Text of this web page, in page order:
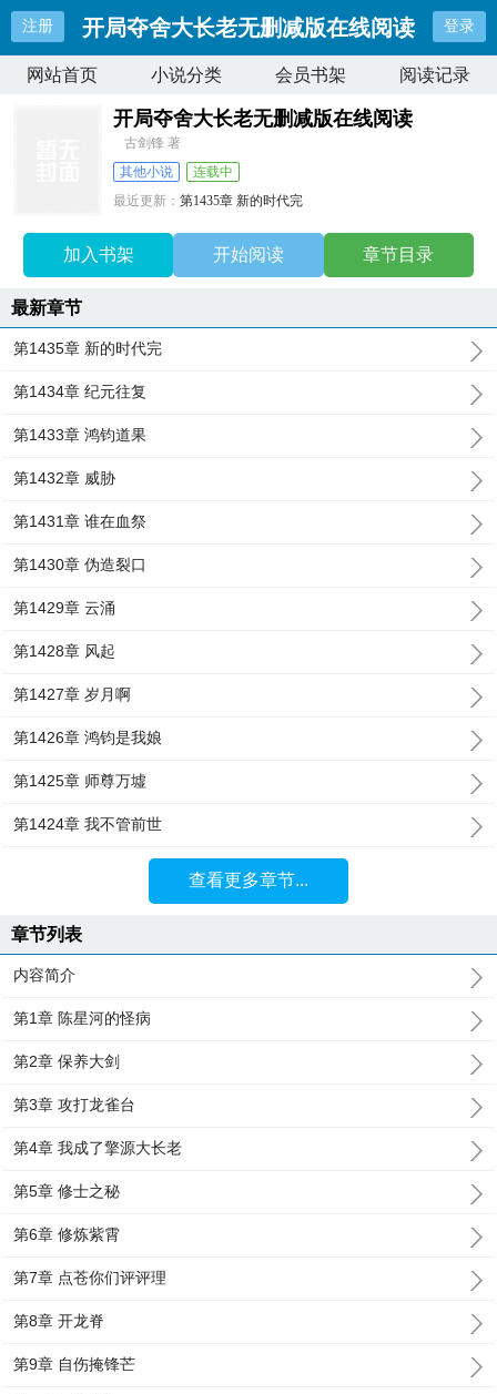
注册 开局夺舍大长老无删减版在线阅读 登录
网站首页 小说分类 会员书架 阅读记录
开局夺舍大长老无删减版在线阅读
古剑锋 著
其他小说
连载中
最近更新：第1435章 新的时代完
加入书架 开始阅读 章节目录
最新章节
第1435章 新的时代完
第1434章 纪元往复
第1433章 鸿钧道果
第1432章 威胁
第1431章 谁在血祭
第1430章 伪造裂口
第1429章 云涌
第1428章 风起
第1427章 岁月啊
第1426章 鸿钧是我娘
第1425章 师尊万墟
第1424章 我不管前世
查看更多章节...
章节列表
内容简介
第1章 陈星河的怪病
第2章 保养大剑
第3章 攻打龙雀台
第4章 我成了擎源大长老
第5章 修士之秘
第6章 修炼紫霄
第7章 点苍你们评评理
第8章 开龙脊
第9章 自伤掩锋芒